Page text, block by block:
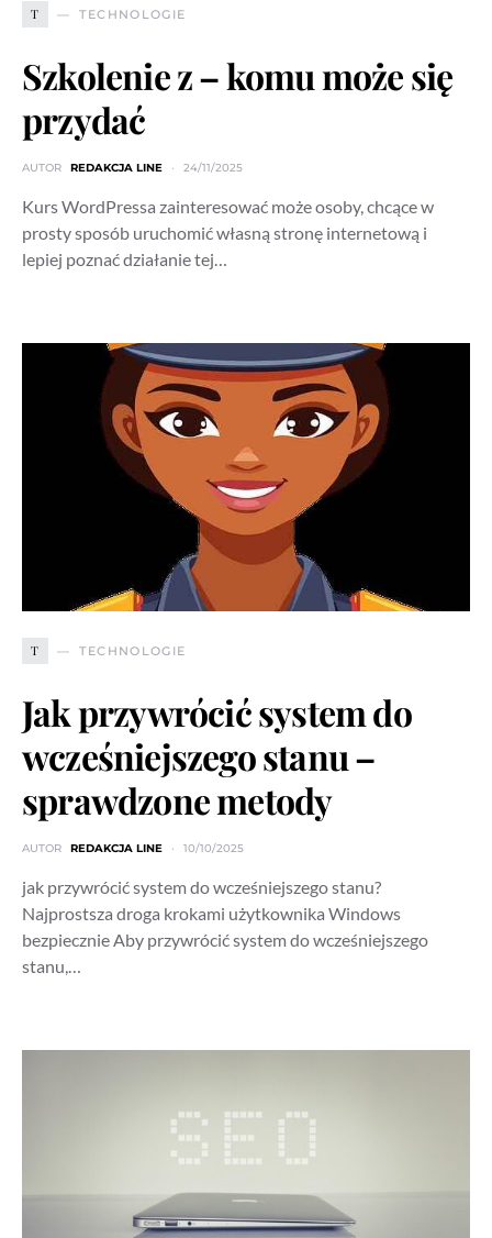
T TECHNOLOGIE
Szkolenie z – komu może się
przydać
AUTOR REDAKCJA LINE 24/11/2025
Kurs WordPressa zainteresować może osoby, chcące w
prosty sposób uruchomić własną stronę internetową i
lepiej poznać działanie tej…
T TECHNOLOGIE
Jak przywrócić system do
wcześniejszego stanu –
sprawdzone metody
AUTOR REDAKCJA LINE 10/10/2025
jak przywrócić system do wcześniejszego stanu?
Najprostsza droga krokami użytkownika Windows
bezpiecznie Aby przywrócić system do wcześniejszego
stanu,…